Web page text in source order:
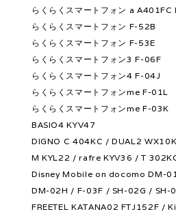
らくらくスマートフォン a
らくらくスマートフォン F-52B
らくらくスマートフォン F-53E
らくらくスマートフォン3 F-06F
らくらくスマートフォン4 F-04J
らくらくスマートフォンme F-01L
らくらくスマートフォンme F-03K
BASIO4 KYV47
DIGNO C 404KC / DUAL2
M KYL22 / rafre KYV36 / T
Disney Mobile on docomo DM-
DM-02H / F-03F / SH-02G / SH-
FREETEL KATANA02 FTJ152F /